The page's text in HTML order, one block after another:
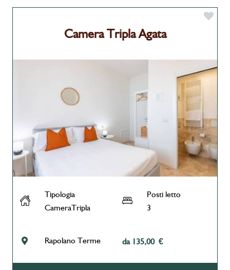
Camera Tripla Agata
Tipologia
CameraTripla
Posti letto
3
Rapolano Terme da 135,00 €